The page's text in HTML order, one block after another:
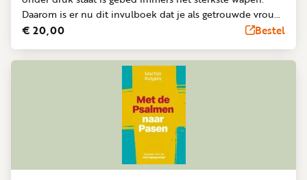
Daarom is er nu dit invulboek dat je als getrouwde vrouw
helpt om iedere dag te bidden voor je man. De diverse
Het gebedsdagboek, dat 31 verschillende thema’s bevat,
kun je maand na maand, jaar na jaar gebruiken om zo een
opbouwend gebedsleven vorm te geven. Kortom, een
gebedsdagboek voor iedere getrouwde vrouw die haar
relatie met haar man en met haar Schepper wil verdiepen.
€ 20,00 Bestel